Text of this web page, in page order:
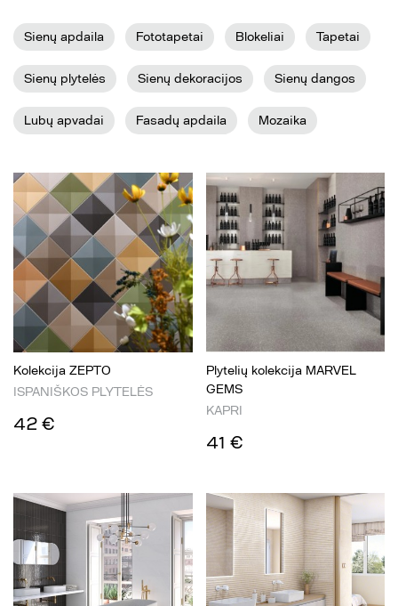
Sienų apdaila Fototapetai Blokeliai Tapetai
Sienų plytelės Sienų dekoracijos Sienų dangos
Lubų apvadai Fasadų apdaila Mozaika
Kolekcija ZEPTO
ISPANIŠKOS PLYTELĖS
42 €
Plytelių kolekcija MARVEL
GEMS
KAPRI
41 €